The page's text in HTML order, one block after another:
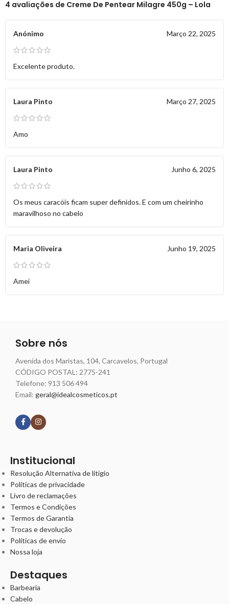
4 avaliações de Creme De Pentear Milagre 450g – Lola
Anónimo Março 22, 2025
Excelente produto.
Laura Pinto Março 27, 2025
Amo
Laura Pinto Junho 6, 2025
Os meus caracóis ficam super definidos. E com um cheirinho
maravilhoso no cabelo
Maria Oliveira Junho 19, 2025
Amei
Sobre nós
Avenida dos Maristas, 104, Carcavelos, Portugal
CÓDIGO POSTAL: 2775-241
Telefone: 913 506 494
Email: geral@idealcosmeticos.pt
Institucional
Resolução Alternativa de litígio
Políticas de privacidade
Livro de reclamações
Termos e Condições
Termos de Garantia
Trocas e devolução
Políticas de envio
Nossa loja
Destaques
Barbearia
Cabelo